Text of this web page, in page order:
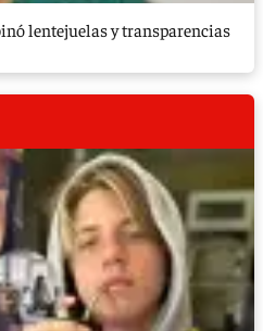
lentejuelas y transparencias